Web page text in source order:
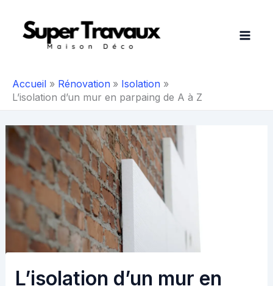
contenu
Accueil Rénovation
Isolation
L’isolation d’un mur en parpaing de A à Z
L’isolation d’un mur en